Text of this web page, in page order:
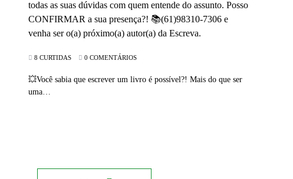
8 CURTIDAS 0 COMENTÁRIOS
💥Você sabia que escrever um livro é possível?! Mais do que ser
uma…